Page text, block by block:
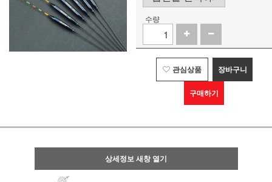
수량
관심상품 장바구니
구매하기
상세정보 새창 열기